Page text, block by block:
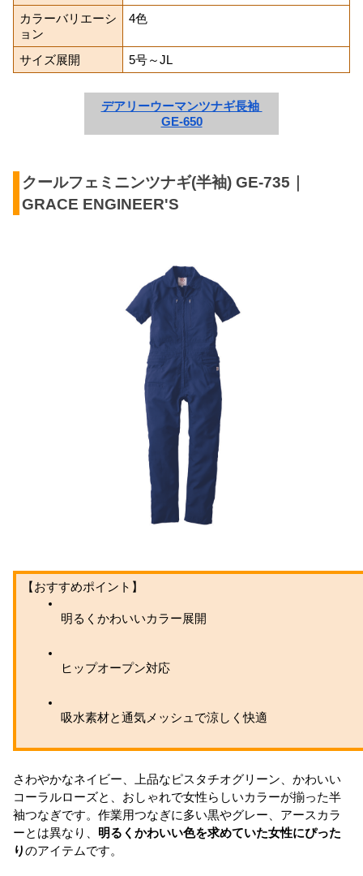
カラーバリエーシ
ョン
4色
サイズ展開 5号～JL
デアリーウーマンツナギ長袖
GE-650
クールフェミニンツナギ(半袖) GE-735｜
GRACE ENGINEER'S
【おすすめポイント】
明るくかわいいカラー展開
ヒップオープン対応
吸水素材と通気メッシュで涼しく快適
さわやかなネイビー、上品なピスタチオグリーン、かわいい
コーラルローズと、おしゃれで女性らしいカラーが揃った半
袖つなぎです。作業用つなぎに多い黒やグレー、アースカラ
ーとは異なり、 明るくかわいい色を求めていた女性にぴった
りのアイテムです。